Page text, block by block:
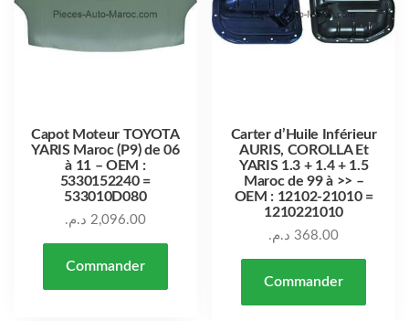
Capot Moteur TOYOTA
YARIS Maroc (P9) de 06
à 11 – OEM :
5330152240 =
533010D080
2,096.00 د.م.
Commander
Carter d’Huile Inférieur
AURIS, COROLLA Et
YARIS 1.3 + 1.4 + 1.5
Maroc de 99 à >> –
OEM : 12102-21010 =
1210221010
368.00 د.م.
Commander